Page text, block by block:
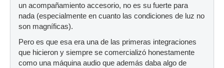
un acompañamiento accesorio, no es su fuerte para
nada (especialmente en cuanto las condiciones de luz no
son magníficas).
Pero es que esa era una de las primeras integraciones
que hicieron y siempre se comercializó honestamente
como una máquina audio que además daba algo de